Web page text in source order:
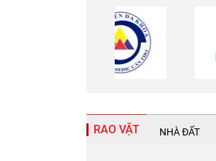
RAO VẶT NHÀ ĐẤT